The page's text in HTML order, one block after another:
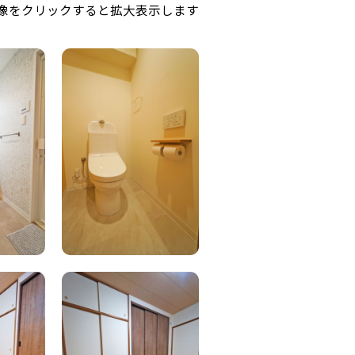
をクリックすると拡大表示します